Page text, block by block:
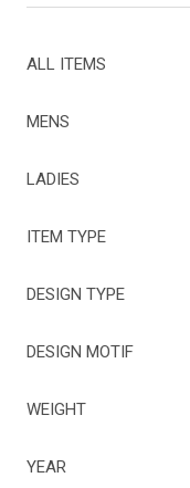
ALL ITEMS
MENS
LADIES
ITEM TYPE
DESIGN TYPE
DESIGN MOTIF
WEIGHT
YEAR